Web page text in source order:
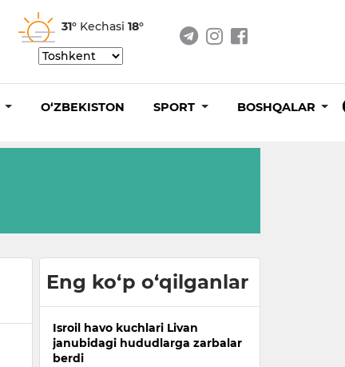
31° Kechasi 18°
O‘ZBEKISTON SPORT BOSHQALAR
Eng ko‘p o‘qilganlar
Isroil havo kuchlari Livan
janubidagi hududlarga zarbalar
berdi